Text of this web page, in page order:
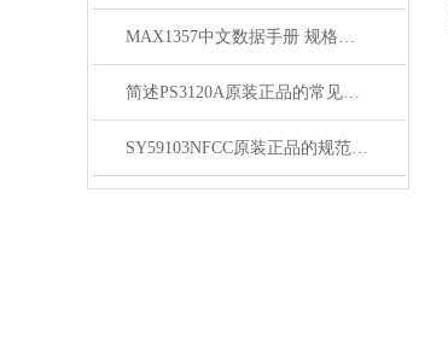
MAX1357中文数据手册 规格书 PDF
简述PS3120A原装正品的常见故障相应解决方法
SY59103NFCC原装正品的规范存放管理体系介绍